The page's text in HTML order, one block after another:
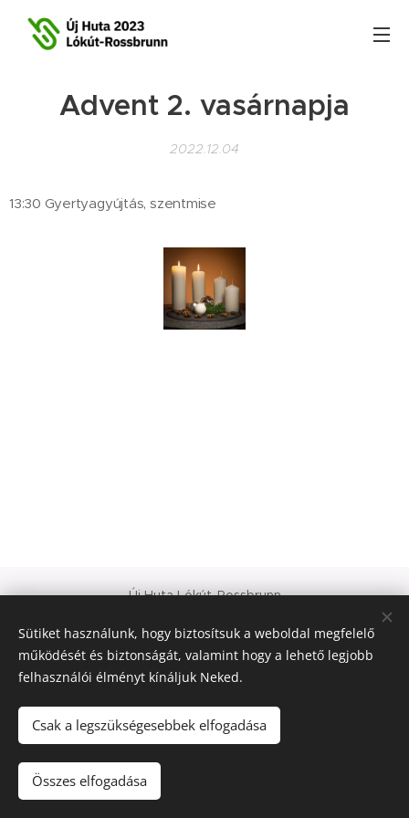
Advent 2. vasárnapja
2022.12.04
13:30 Gyertyagyújtás, szentmise
Új Huta Lókút-Rossbrunn
Európa Kultúrális Fővárosa
PAJTA PROJEKT
© 2021 Minden jog fenntartva
Magyar
Sütiket használunk, hogy biztosítsuk a weboldal megfelelő
működését és biztonságát, valamint hogy a lehető legjobb
felhasználói élményt kínáljuk Neked.
Csak a legszükségesebbek elfogadása
Összes elfogadása